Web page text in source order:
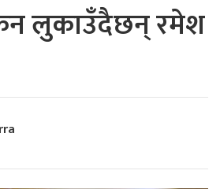
लुकाउँदैछन् रमेश